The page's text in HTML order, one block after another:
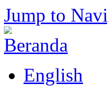
Jump to
English